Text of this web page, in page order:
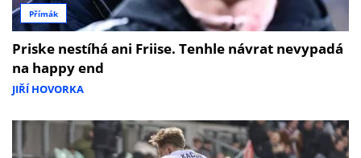
Přímák
Priske nestíhá ani Friise. Tenhle návrat nevypadá
na happy end
JIŘÍ HOVORKA